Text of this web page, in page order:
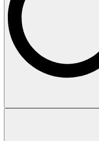
Search